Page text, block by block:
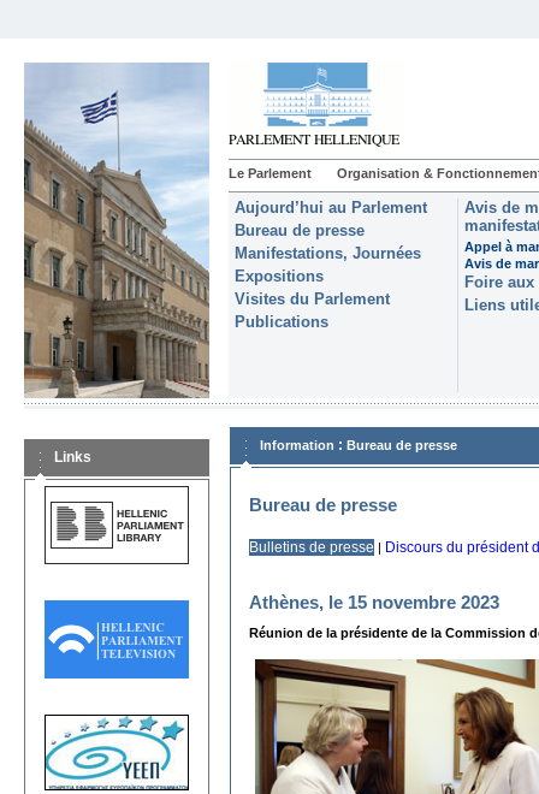
Le Parlement Organisation &
Aujourd’hui au Parlement
Bureau de presse
Manifestations, Journées
Expositions
Visites du Parlement
Publications
Avis de
Appel à
Avis de
Foire
Liens
Links
Information : Bureau de presse
Bureau de presse
Bulletins de presse | Discours du président
Athènes, le 15 novembre 2023
Réunion de la présidente de la Commission